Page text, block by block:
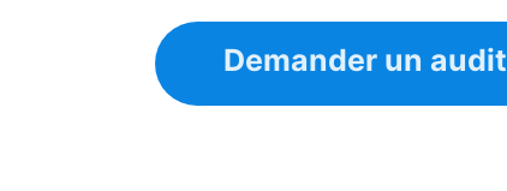
Demander un audit